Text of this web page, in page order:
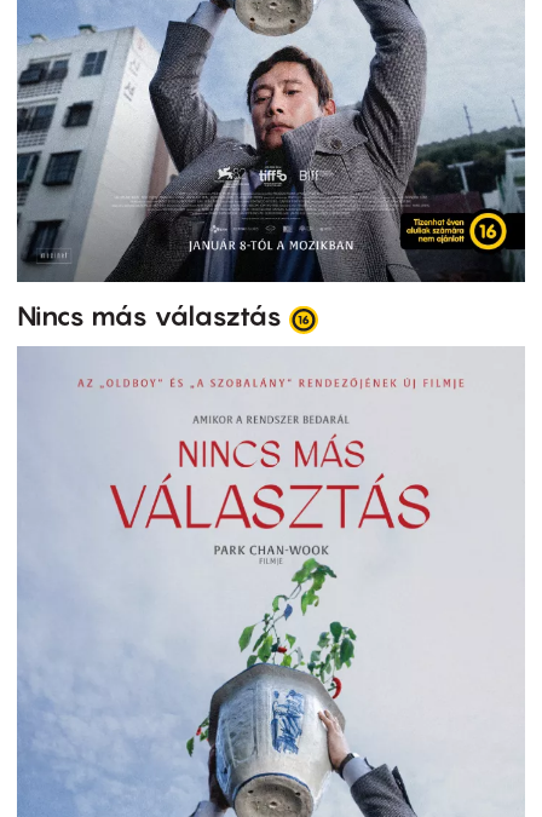
Nincs más választás